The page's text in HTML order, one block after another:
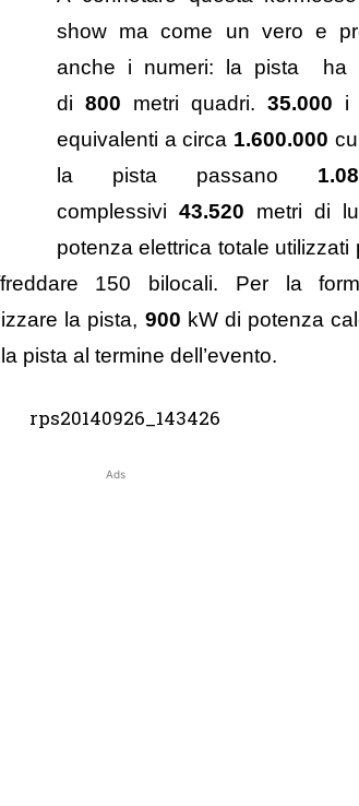
show ma come un vero e
anche i numeri: la pista ha
di 800 metri quadri. 35.000 i
equivalenti a circa 1.600.000
la pista passano
complessivi 43.520 metri di
potenza elettrica totale utilizzati
150 bilocali. Per la
la pista, 900 kW di potenza
pista al termine dell’evento.
Ads